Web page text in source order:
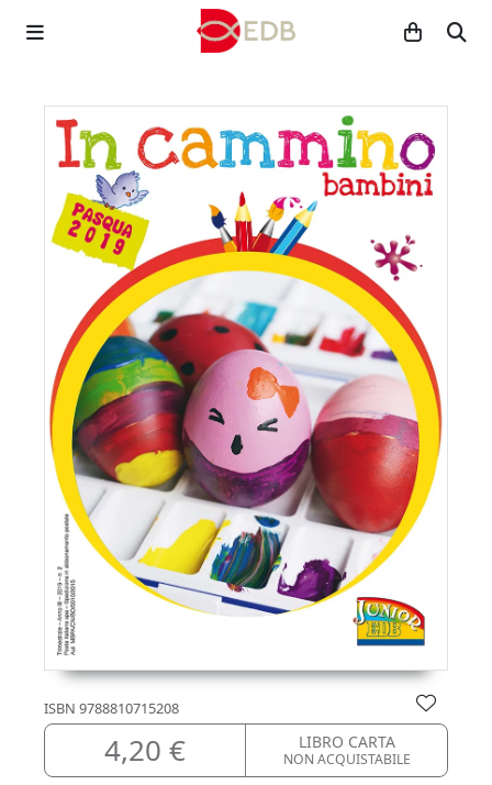
ISBN 9788810715208
4,20 € LIBRO CARTA
NON ACQUISTABILE